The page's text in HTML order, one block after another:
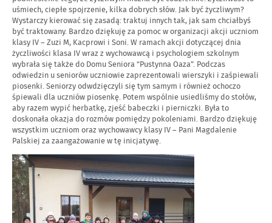
uśmiech, ciepłe spojrzenie, kilka dobrych słów. Jak być życzliwym?
Wystarczy kierować się zasadą: traktuj innych tak, jak sam chciałbyś
być traktowany. Bardzo dziękuję za pomoc w organizacji akcji uczniom
klasy IV – Zuzi M, Kacprowi i Soni. W ramach akcji dotyczącej dnia
życzliwości klasa IV wraz z wychowawcą i psychologiem szkolnym
wybrała się także do Domu Seniora “Pustynna Oaza”. Podczas
odwiedzin u seniorów uczniowie zaprezentowali wierszyki i zaśpiewali
piosenki. Seniorzy odwdzięczyli się tym samym i również ochoczo
śpiewali dla uczniów piosenkę. Potem wspólnie usiedliśmy do stołów,
aby razem wypić herbatkę, zjeść babeczki i pierniczki. Była to
doskonała okazja do rozmów pomiędzy pokoleniami. Bardzo dziękuję
wszystkim uczniom oraz wychowawcy klasy IV – Pani Magdalenie
Palskiej za zaangażowanie w tę inicjatywę.